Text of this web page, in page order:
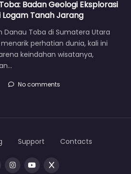
Badan Geologi Eksplorasi
Logam Tanah Jarang
Danau Toba di Sumatera Utara
perhatian dunia, kali ini
keindahan wisatanya,
No comments
Support Contacts